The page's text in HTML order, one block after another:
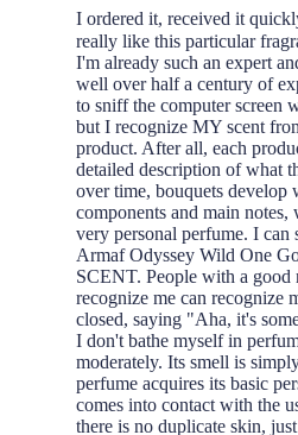
I ordered it, received it
really like this particular
I'm already such an expert
well over half a century of
to sniff the computer screen
but I recognize MY scent
product. After all, each
detailed description of what
over time, bouquets
components and main
very personal perfume. I can
Armaf Odyssey Wild One
SCENT. People with a good
recognize me can recognize
closed, saying "Aha, it's
I don't bathe myself in
moderately. Its smell is
perfume acquires its basic
comes into contact with the
there is no duplicate skin,